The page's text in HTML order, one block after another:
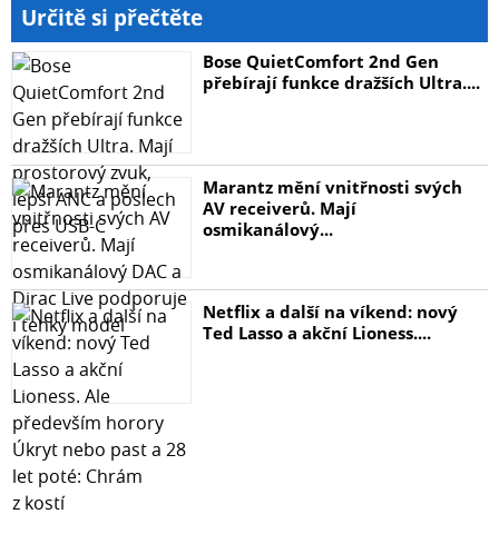
Určitě si přečtěte
Bose QuietComfort 2nd Gen
přebírají funkce dražších Ultra....
Marantz mění vnitřnosti svých
AV receiverů. Mají
osmikanálový...
Netflix a další na víkend: nový
Ted Lasso a akční Lioness....